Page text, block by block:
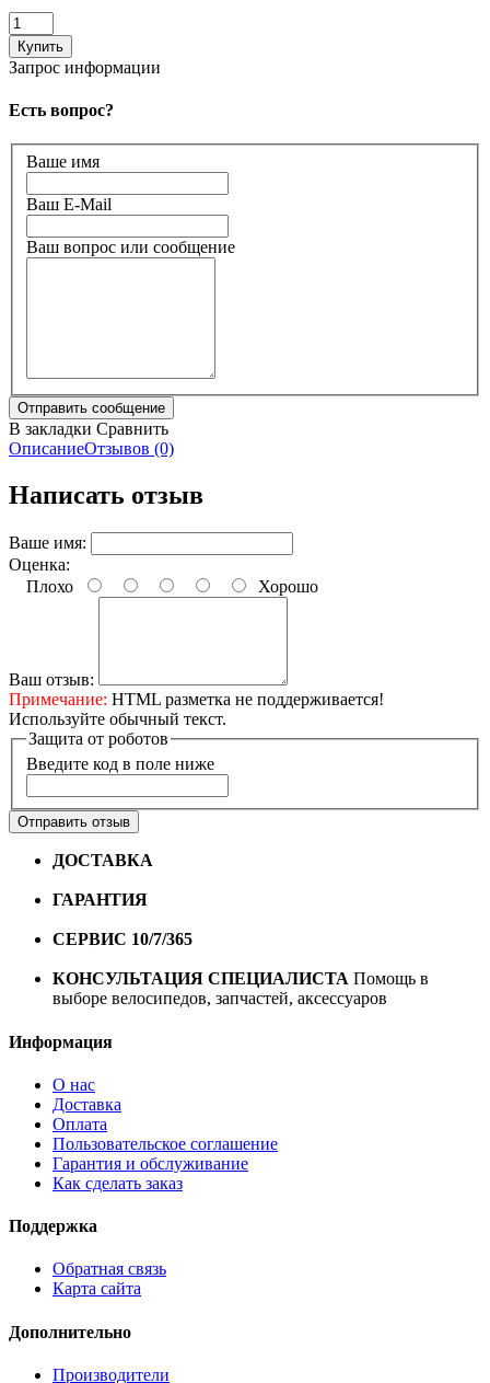
Запрос информации
Есть вопрос?
Ваше имя
Ваш E-Mail
Ваш вопрос или сообщение
В закладки Сравнить
ОписаниеОтзывов (0)
Написать отзыв
Ваше имя:
Оценка:
Плохо
Хорошо
Ваш отзыв:
Примечание: HTML разметка не поддерживается!
Используйте обычный текст.
Защита от роботов
Введите код в поле ниже
Отправить отзыв
ДОСТАВКА
ГАРАНТИЯ
СЕРВИС 10/7/365
КОНСУЛЬТАЦИЯ СПЕЦИАЛИСТА Помощь в
выборе велосипедов, запчастей, аксессуаров
Информация
О нас
Доставка
Оплата
Пользовательское соглашение
Гарантия и обслуживание
Как сделать заказ
Поддержка
Обратная связь
Карта сайта
Дополнительно
Производители